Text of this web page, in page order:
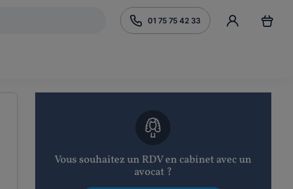
01 75 75 42 33
Vous souhaitez un RDV en cabinet avec un
avocat ?